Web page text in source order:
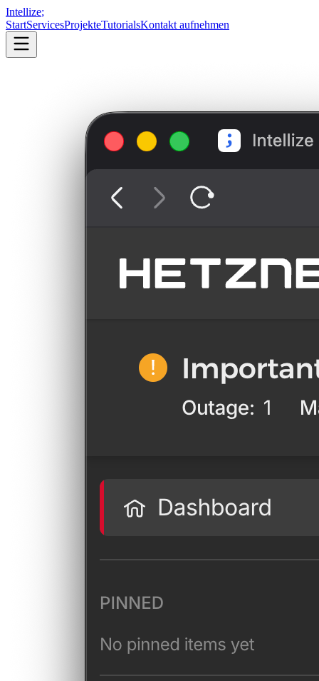
Intellize;
StartServicesProjekteTutorialsKontakt aufnehmen